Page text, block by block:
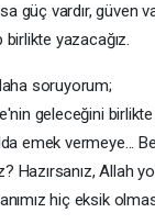
güç vardır, güven
birlikte yazacağız.
soruyorum;
geleceğini
emek vermeye...
Hazırsanız, Allah
hiç eksik